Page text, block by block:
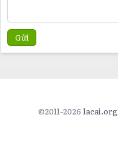
Gửi
©2011-2026 lacai.org